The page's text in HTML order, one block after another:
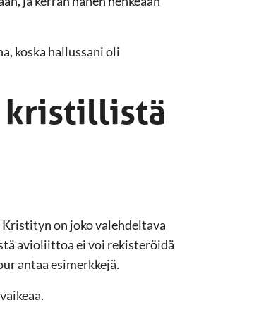
koska hallussani oli
kristillistä
Kristityn on joko valehdeltava
avioliittoa ei voi rekisteröidä
antaa esimerkkejä.